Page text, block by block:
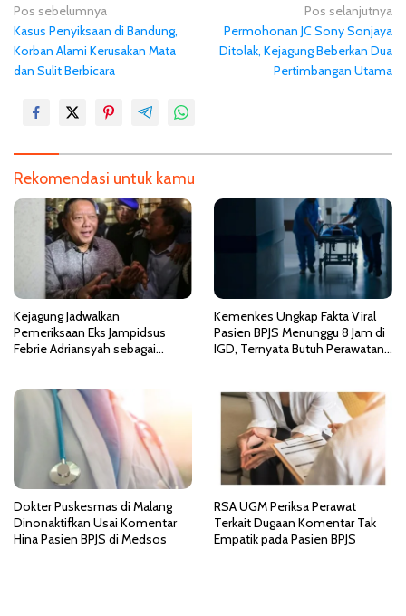
N
a
v
i
Pos sebelumnya
Kasus Penyiksaan di Bandung,
Korban Alami Kerusakan Mata
dan Sulit Berbicara
Pos selanjutnya
Permohonan JC Sony Sonjaya
Ditolak, Kejagung Beberkan Dua
Pertimbangan Utama
Rekomendasi untuk kamu
Kejagung Jadwalkan
Pemeriksaan Eks Jampidsus
Febrie Adriansyah sebagai
Kemenkes Ungkap Fakta Viral
Pasien BPJS Menunggu 8 Jam di
IGD, Ternyata Butuh Perawatan
Dokter Puskesmas di Malang
Dinonaktifkan Usai Komentar
Hina Pasien BPJS di Medsos
RSA UGM Periksa Perawat
Terkait Dugaan Komentar Tak
Empatik pada Pasien BPJS